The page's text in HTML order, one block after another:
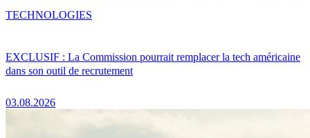
EXCLUSIF : La Commission pourrait remplacer la tech américaine
dans son outil de recrutement
03.08.2026
TECHNOLOGIES